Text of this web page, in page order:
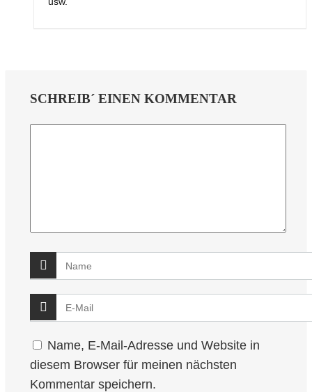
SCHREIB´ EINEN KOMMENTAR
Name, E-Mail-Adresse und Website in
diesem Browser für meinen nächsten
Kommentar speichern.